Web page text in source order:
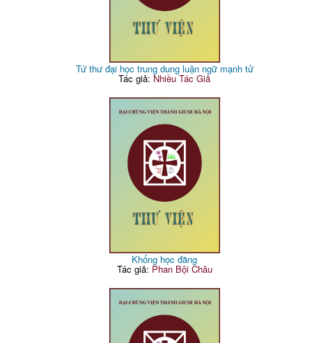
Tứ thư đại học trung dung luận ngữ mạnh tử
Tác giả:Nhiều Tác Giả
Khổng học đăng
Tác giả: Phan Bội Châu